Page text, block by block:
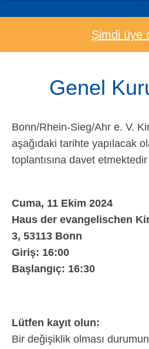
Şimdi üye
Genel
Bonn/Rhein-Sieg/Ahr e. V.
aşağıdaki tarihte yapılacak
toplantısına davet etmektedir
Cuma, 11 Ekim 2024
Haus der evangelischen
3, 53113 Bonn
Giriş: 16:00
Başlangıç: 16:30
Lütfen kayıt olun:
Bir değişiklik olması